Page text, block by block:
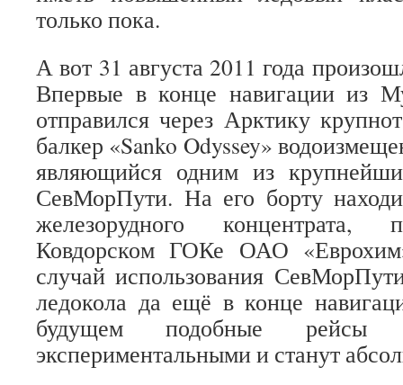
только пока.
А вот 31 августа 2011 года
Впервые в конце навигации из
отправился через Арктику
балкер «Sanko Odyssey»
являющийся одним из
СевМорПути. На его борту
железорудного концентрата,
Ковдорском ГОКе ОАО
случай использования
ледокола да ещё в конце
будущем подобные рейсы
экспериментальными и станут